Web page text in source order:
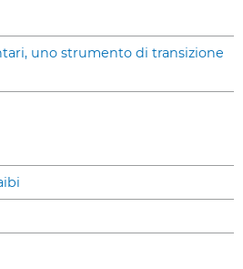
uno strumento di transizione